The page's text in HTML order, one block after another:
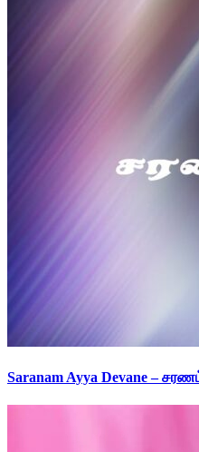
Saranam Ayya Devane –